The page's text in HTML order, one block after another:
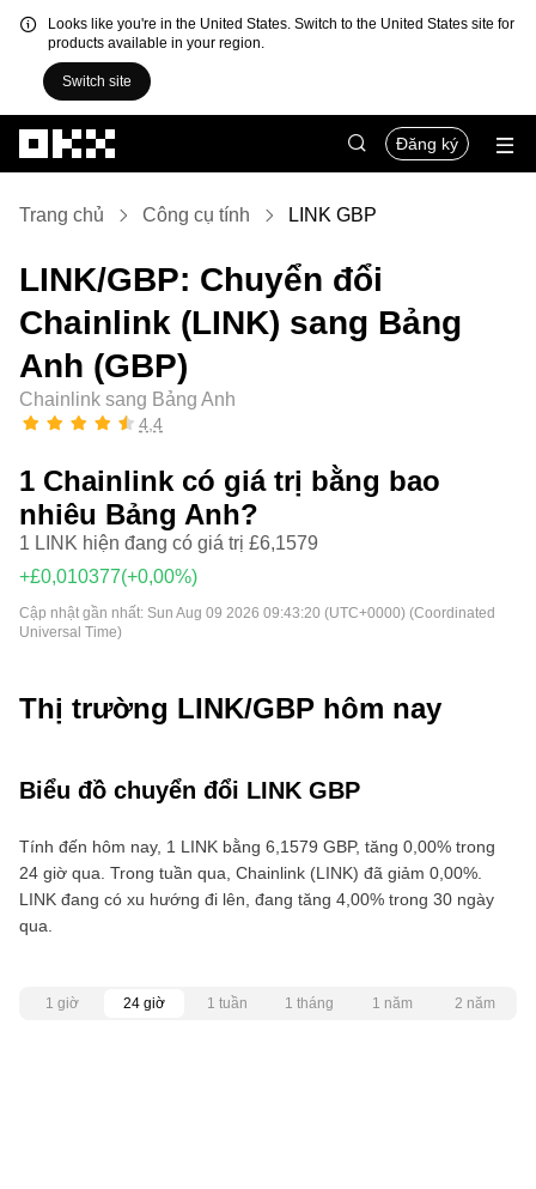
Looks like you're in the United States. Switch to the United States site for
products available in your region.
Switch site
Đăng ký
Trang chủ Công cụ tính LINK GBP
LINK/GBP: Chuyển đổi
Chainlink (LINK) sang Bảng
Anh (GBP)
Chainlink sang Bảng Anh
4,4
1 Chainlink có giá trị bằng bao
nhiêu Bảng Anh?
1 LINK hiện đang có giá trị £6,1579
+£0,010377(+0,00%)
Cập nhật gần nhất: Sun Aug 09 2026 09:43:20 (UTC+0000) (Coordinated
Universal Time)
Thị trường LINK/GBP hôm nay
Biểu đồ chuyển đổi LINK GBP
Tính đến hôm nay, 1 LINK bằng 6,1579 GBP, tăng 0,00% trong
24 giờ qua. Trong tuần qua, Chainlink (LINK) đã giảm 0,00%.
LINK đang có xu hướng đi lên, đang tăng 4,00% trong 30 ngày
qua.
1 giờ 24 giờ 1 tuần 1 tháng 1 năm 2 năm